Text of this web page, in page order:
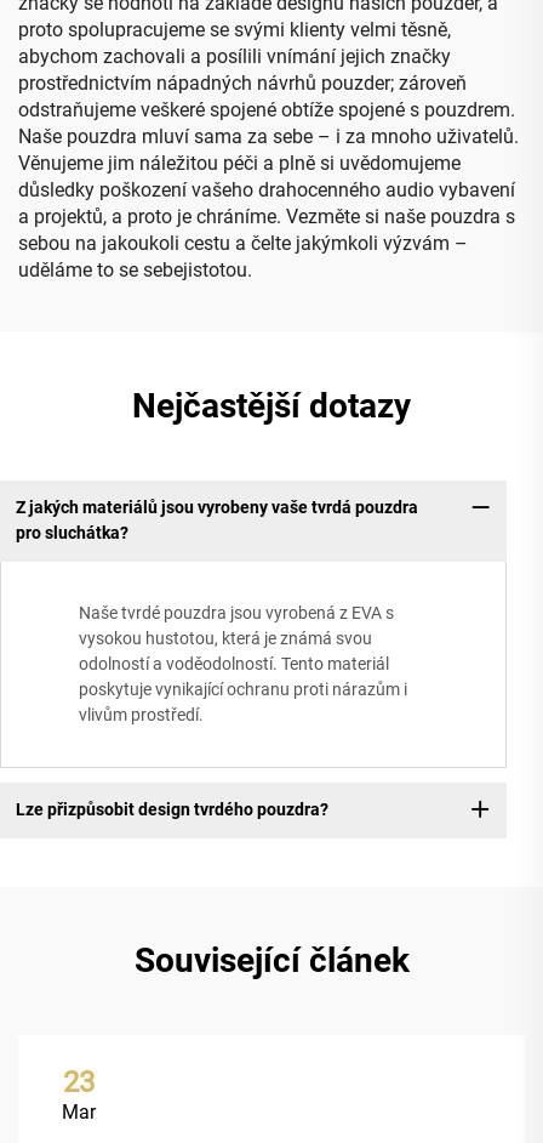
proto spolupracujeme se svými klienty velmi těsně,
abychom zachovali a posílili vnímání jejich značky
prostřednictvím nápadných návrhů pouzder; zároveň
odstraňujeme veškeré spojené obtíže spojené s pouzdrem.
Naše pouzdra mluví sama za sebe – i za mnoho uživatelů.
Věnujeme jim náležitou péči a plně si uvědomujeme
důsledky poškození vašeho drahocenného audio vybavení
a projektů, a proto je chráníme. Vezměte si naše pouzdra s
sebou na jakoukoli cestu a čelte jakýmkoli výzvám –
uděláme to se sebejistotou.
Nejčastější dotazy
Z jakých materiálů jsou vyrobeny vaše tvrdá pouzdra
pro sluchátka?
Naše tvrdé pouzdra jsou vyrobená z EVA s
vysokou hustotou, která je známá svou
odolností a voděodolností. Tento materiál
poskytuje vynikající ochranu proti nárazům i
vlivům prostředí.
Lze přizpůsobit design tvrdého pouzdra?
Související článek
23
Mar